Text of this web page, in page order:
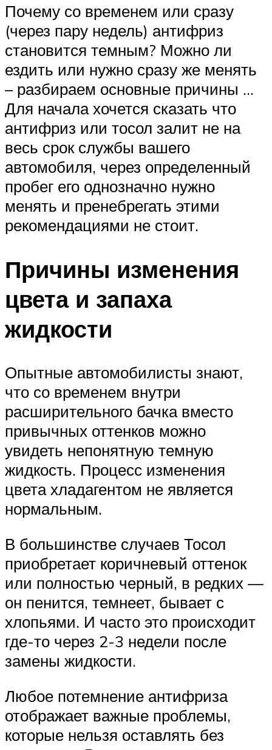
Почему со временем или сразу
(через пару недель) антифриз
становится темным? Можно ли
ездить или нужно сразу же менять
– разбираем основные причины …
Для начала хочется сказать что
антифриз или тосол залит не на
весь срок службы вашего
автомобиля, через определенный
пробег его однозначно нужно
менять и пренебрегать этими
рекомендациями не стоит.
Причины изменения
цвета и запаха
жидкости
Опытные автомобилисты знают,
что со временем внутри
расширительного бачка вместо
привычных оттенков можно
увидеть непонятную темную
жидкость. Процесс изменения
цвета хладагентом не является
нормальным.
В большинстве случаев Тосол
приобретает коричневый оттенок
или полностью черный, в редких —
он пенится, темнеет, бывает с
хлопьями. И часто это происходит
где-то через 2-3 недели после
замены жидкости.
Любое потемнение антифриза
отображает важные проблемы,
которые нельзя оставлять без